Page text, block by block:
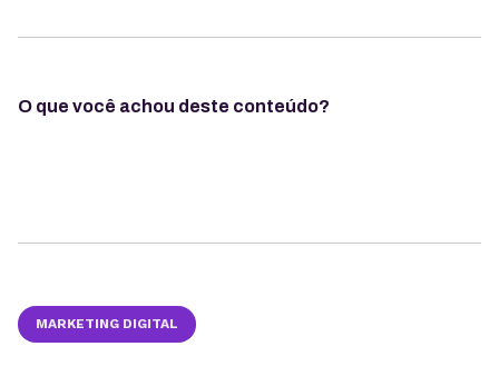
O que você achou deste conteúdo?
MARKETING DIGITAL